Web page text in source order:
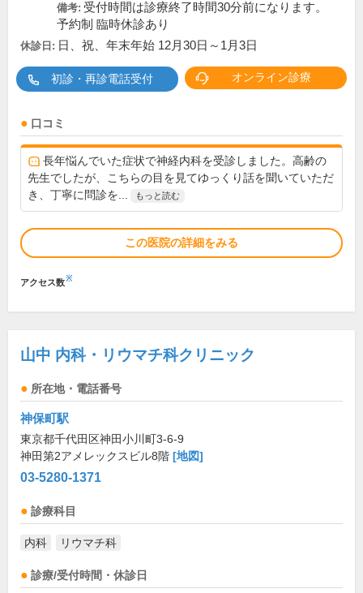
備考: 受付時間は診療終了時間30分前になります。
予約制 臨時休診あり
休診日: 日、祝、年末年始 12月30日～1月3日
初診・再診電話受付 オンライン診療
口コミ
長年悩んでいた症状で神経内科を受診しました。高齢の
先生でしたが、こちらの目を見てゆっくり話を聞いていただ
き、丁寧に問診を...
もっと読む
この医院の詳細をみる
アクセス数※
山中 内科・リウマチ科クリニック
所在地・電話番号
神保町駅
東京都千代田区神田小川町3-6-9
神田第2アメレックスビル8階 [地図]
03-5280-1371
診療科目
内科 リウマチ科
診療/受付時間・休診日